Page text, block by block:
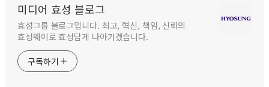
미디어 효성 블로그
효성그룹 블로그입니다. 최고, 혁신, 책임, 신뢰의
효성웨이로 효성답게 나아가겠습니다.
구독하기